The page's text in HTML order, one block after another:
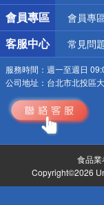
會員專區 會員專
客服中心 常見問
服務時間： 週一至週日
公司地址： 台北市北投區
食品
Copyright©2026